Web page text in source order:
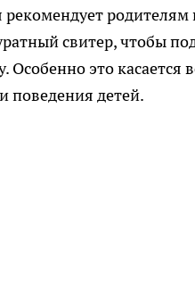
свитер, чтобы
это касается
поведения детей.